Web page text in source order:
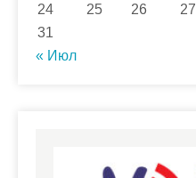
24
25 26 27
31
« Июл